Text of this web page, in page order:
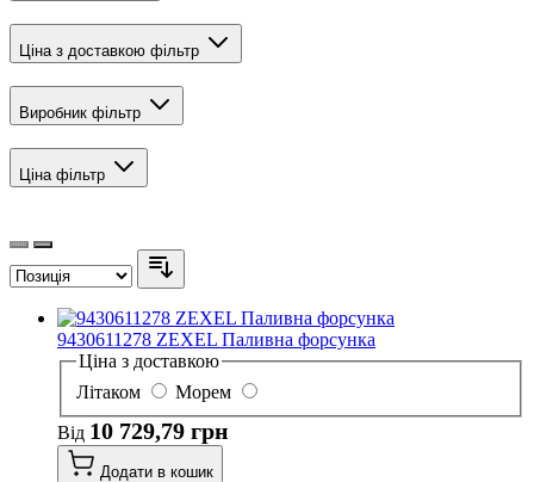
Ціна з доставкою фільтр
Виробник фільтр
Ціна фільтр
9430611278 ZEXEL Паливна форсунка
Ціна з доставкою
Літаком
Морем
Від 10 729,79 грн
Додати в кошик